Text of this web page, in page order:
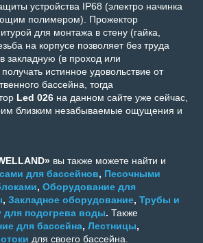
устройства IP68 (электро начинка
полимером). Прожектор
для монтажа в стену (гайка,
на корпусе позволяет без труда
закладную (в проход или
истинное удовольствие от
бассейна, тогда
Led 026 на данном сайте уже сейчас,
близким незабываемые ощущения и
вы также можете найти и
для бассейнов, Песочными
, Оборудование для
, Закладное оборудование, Трубы и
для подогрева воды. Также
для бассейна, Лестницы,
для своего бассейна.